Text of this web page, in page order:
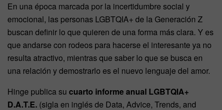
En una época marcada por la incertidumbre social y
emocional, las personas LGBTQIA+ de la Generación Z
buscan definir lo que quieren de una forma más clara. Y es
que andarse con rodeos para hacerse el interesante ya no
resulta atractivo, mientras que saber lo que se busca en
una relación y demostrarlo es el nuevo lenguaje del amor.
Hinge publica su cuarto informe anual LGBTQIA+
D.A.T.E. (sigla en inglés de Data, Advice, Trends, and